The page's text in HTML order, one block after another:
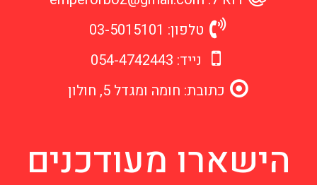
טלפון: 03-5015101
נייד: 054-4742443
כתובת: חומה ומגדל 5, חולון
הישארו מעודכנים